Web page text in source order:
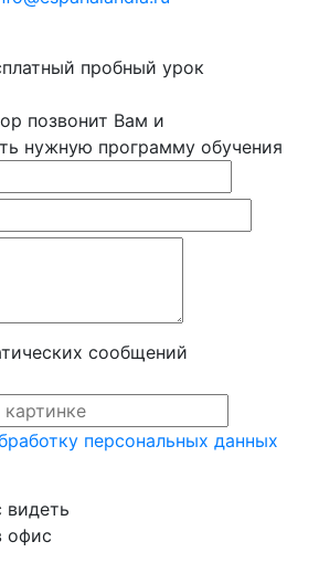
пробный урок
позвонит Вам и
нужную программу обучения
сообщений
персональных данных
видеть
офис